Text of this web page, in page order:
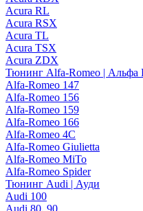
Acura RL
Acura RSX
Acura TL
Acura TSX
Acura ZDX
Тюнинг Alfa-Romeo | Альфа
Alfa-Romeo 147
Alfa-Romeo 156
Alfa-Romeo 159
Alfa-Romeo 166
Alfa-Romeo 4C
Alfa-Romeo Giulietta
Alfa-Romeo MiTo
Alfa-Romeo Spider
Тюнинг Audi | Ауди
Audi 100
Audi 80, 90